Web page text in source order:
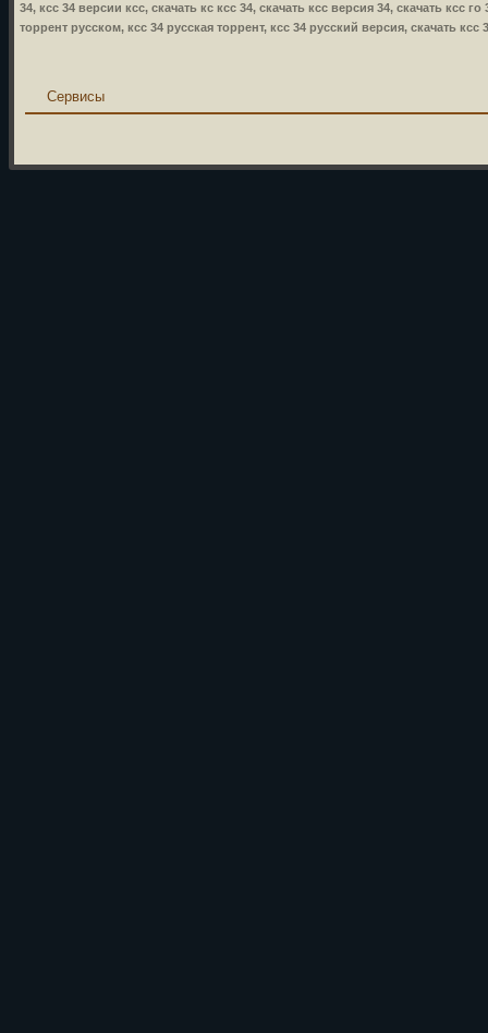
34, ксс 34 версии ксс, скачать кс ксс 34, скачать ксс версия 34, скачать ксс
торрент русском, ксс 34 русская торрент, ксс 34 русский версия, скачать
Сервисы